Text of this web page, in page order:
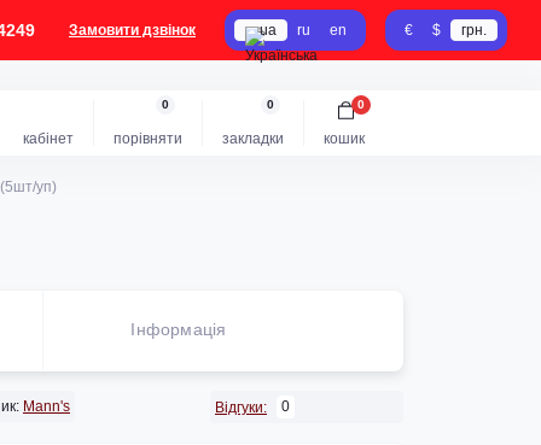
Замовити дзвінок ua ru en € $ грн.
кабінет порівняти
0
закладки
0
кошик
0
уп)
Iнформація
Mann's Відгуки: 0